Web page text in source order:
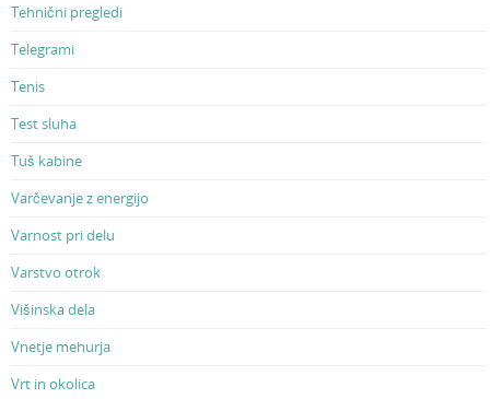
Tehnični pregledi
Telegrami
Tenis
Test sluha
Tuš kabine
Varčevanje z energijo
Varnost pri delu
Varstvo otrok
Višinska dela
Vnetje mehurja
Vrt in okolica